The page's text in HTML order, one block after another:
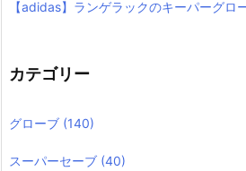
【adidas】ランゲラックのキーパーグロ
カテゴリー
グローブ (140)
スーパーセーブ (40)